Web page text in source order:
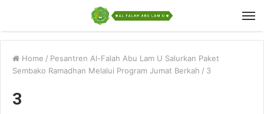
Home / Pesantren Al-Falah Abu Lam U Salurkan Paket
Sembako Ramadhan Melalui Program Jumat Berkah / 3
3